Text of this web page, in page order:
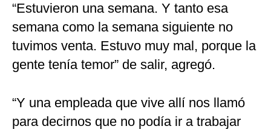
“Estuvieron una semana. Y tanto esa
semana como la semana siguiente no
tuvimos venta. Estuvo muy mal, porque la
gente tenía temor” de salir, agregó.
“Y una empleada que vive allí nos llamó
para decirnos que no podía ir a trabajar